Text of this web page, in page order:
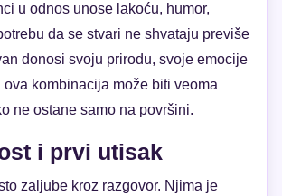
u odnos unose lakoću, humor,
da se stvari ne shvataju previše
donosi svoju prirodu, svoje emocije
ova kombinacija može biti veoma
ne ostane samo na površini.
i prvi utisak
zaljube kroz razgovor. Njima je